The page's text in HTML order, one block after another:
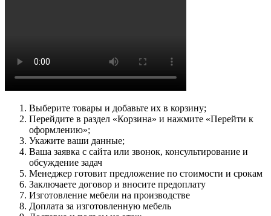
Выберите товары и добавьте их в корзину;
Перейдите в раздел «Корзина» и нажмите «Перейти к
оформлению»;
Укажите ваши данные;
Ваша заявка с сайта или звонок, консультирование и
обсуждение задач
Менеджер готовит предложение по стоимости и срокам
Заключаете договор и вносите предоплату
Изготовление мебели на производстве
Доплата за изготовленную мебель